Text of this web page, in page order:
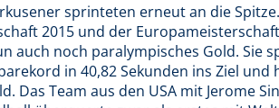
sprinteten erneut an die
2015 und der
auch noch paralympisches Gold. Sie
in 40,82 Sekunden ins Ziel
Das Team aus den USA mit Jerome